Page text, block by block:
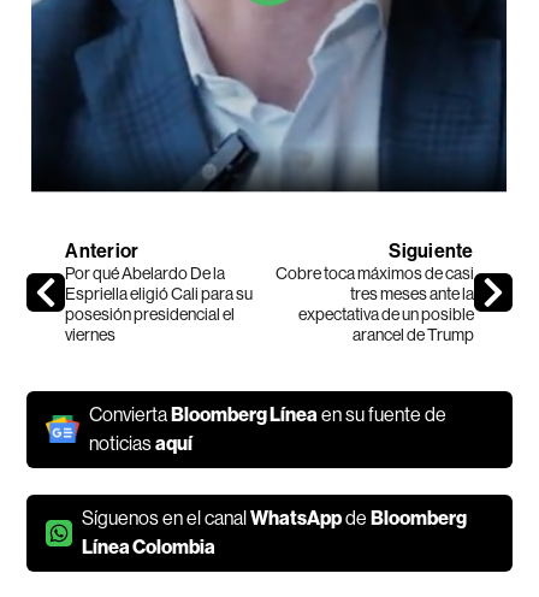
Anterior
Por qué Abelardo De la
Espriella eligió Cali para su
posesión presidencial el
viernes
Siguiente
Cobre toca máximos de casi
tres meses ante la
expectativa de un posible
arancel de Trump
ConviertaBloomberg Línea en su fuente de
noticiasaquí
Síguenos en el canalWhatsAppdeBloomberg
Línea Colombia